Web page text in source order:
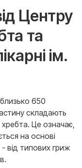
Центру
та
ім.
650
складають
Це означає,
на основі
- від типових гриж